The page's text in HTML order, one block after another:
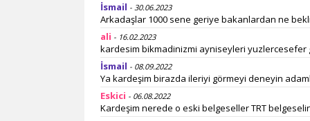
İsmail - 30.06.2023
Arkadaşlar 1000 sene geriye bakanlardan ne
ali - 16.02.2023
kardesim bikmadinizmi ayniseyleri yuzlercesefer
İsmail - 08.09.2022
Ya kardeşim birazda ileriyi görmeyi deneyin
Eskici - 06.08.2022
Kardeşim nerede o eski belgeseller TRT